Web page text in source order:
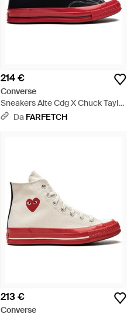
214 €
Converse
Sneakers Alte Cdg X Chuck Taylor
70 - Rosso
Da FARFETCH
213 €
Converse